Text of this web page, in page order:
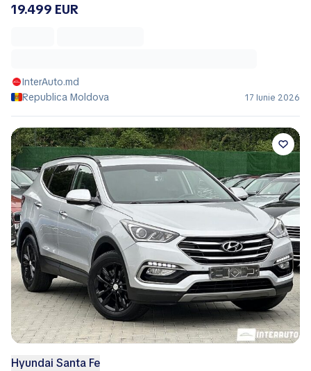
19.499 EUR
InterAuto.md
Republica Moldova
17 Iunie 2026
Hyundai Santa Fe